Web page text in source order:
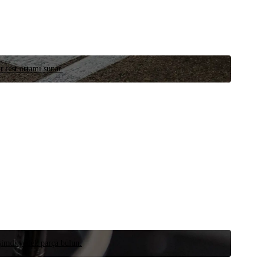
test ortamı sunar.
yedek parça bulun.